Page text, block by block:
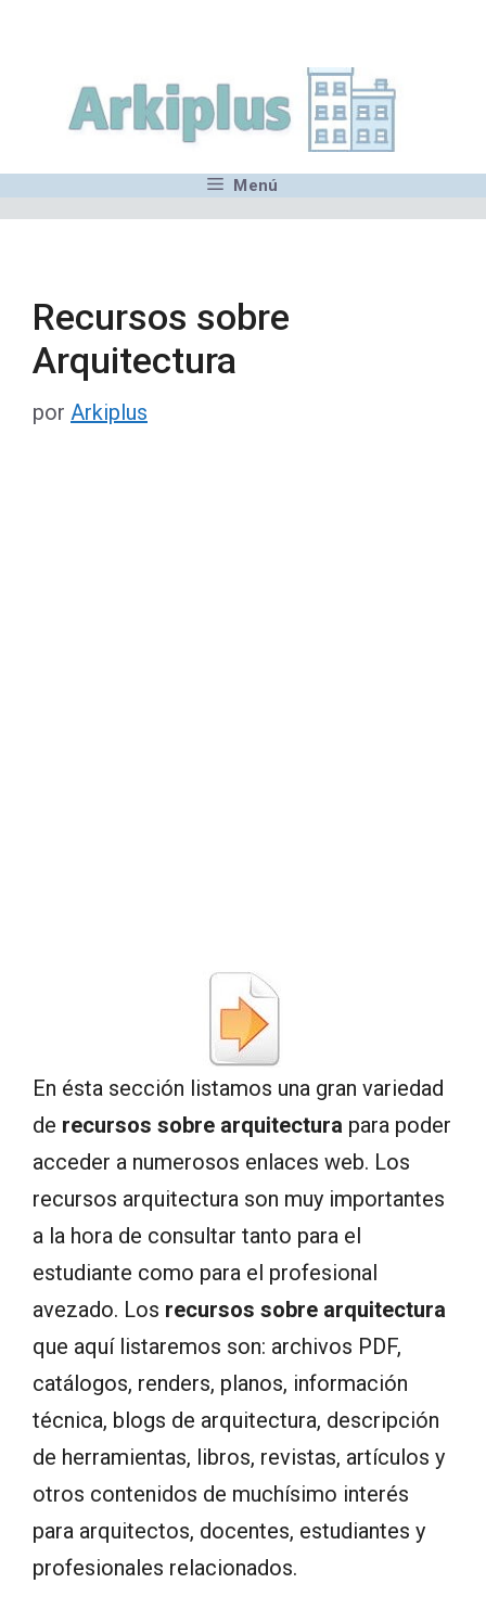
contenido
Menú
Recursos sobre
Arquitectura
por Arkiplus
En ésta sección listamos una gran variedad
de recursos sobre arquitectura para poder
acceder a numerosos enlaces web. Los
recursos arquitectura son muy importantes
a la hora de consultar tanto para el
estudiante como para el profesional
avezado. Los recursos sobre arquitectura
que aquí listaremos son: archivos PDF,
catálogos, renders, planos, información
técnica, blogs de arquitectura, descripción
de herramientas, libros, revistas, artículos y
otros contenidos de muchísimo interés
para arquitectos, docentes, estudiantes y
profesionales relacionados.